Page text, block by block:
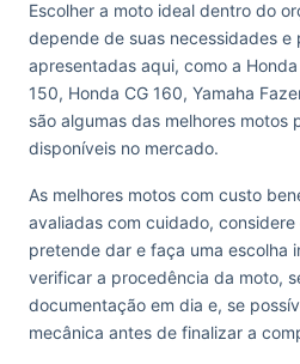
Escolher a moto ideal dentro do
depende de suas necessidades e
apresentadas aqui, como a
150, Honda CG 160, Yamaha
são algumas das melhores motos
disponíveis no mercado.
As melhores motos com custo
avaliadas com cuidado,
pretende dar e faça uma escolha
verificar a procedência da moto,
documentação em dia e, se
mecânica antes de finalizar a